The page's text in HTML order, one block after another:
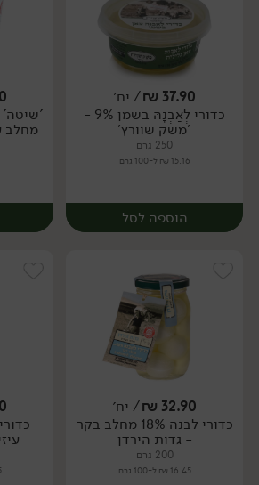
יח׳
37.90
₪/ יח׳
כדורי לְאַבְנָהּ בשמן 9% -
'משק שוורץ'
250 גרם
15.16 ₪ ל-100 גרם
הוספה לסל
יח׳
מחלב
32.90
₪/ יח׳
כדורי לבנה 18% מחלב בקר
- גדות הירדן
200 גרם
16.45 ₪ ל-100 גרם